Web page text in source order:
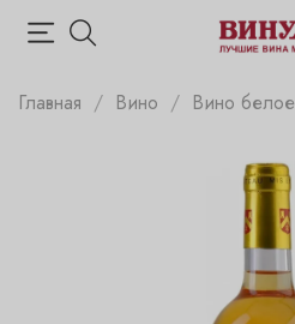
Главная Вино Вино белое